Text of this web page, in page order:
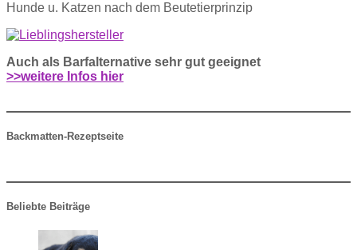
Hunde u. Katzen nach dem Beutetierprinzip
Auch als Barfalternative sehr gut geeignet
>>weitere Infos hier
Backmatten-Rezeptseite
Beliebte Beiträge